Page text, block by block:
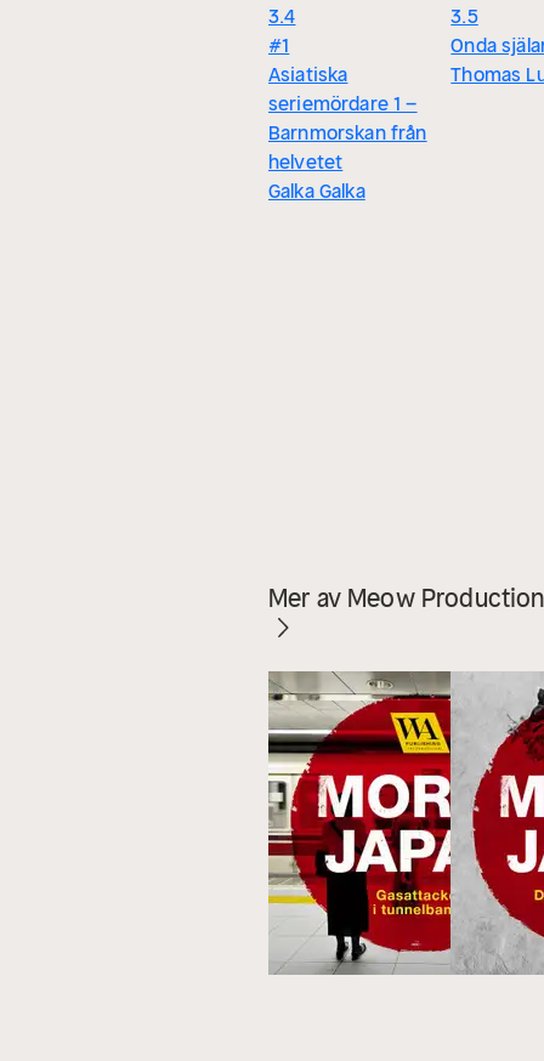
3.4
#1
Asiatiska
seriemördare 1 –
Barnmorskan från
helvetet
Galka Galka
3.5
Onda
Thomas
Mer av Meow